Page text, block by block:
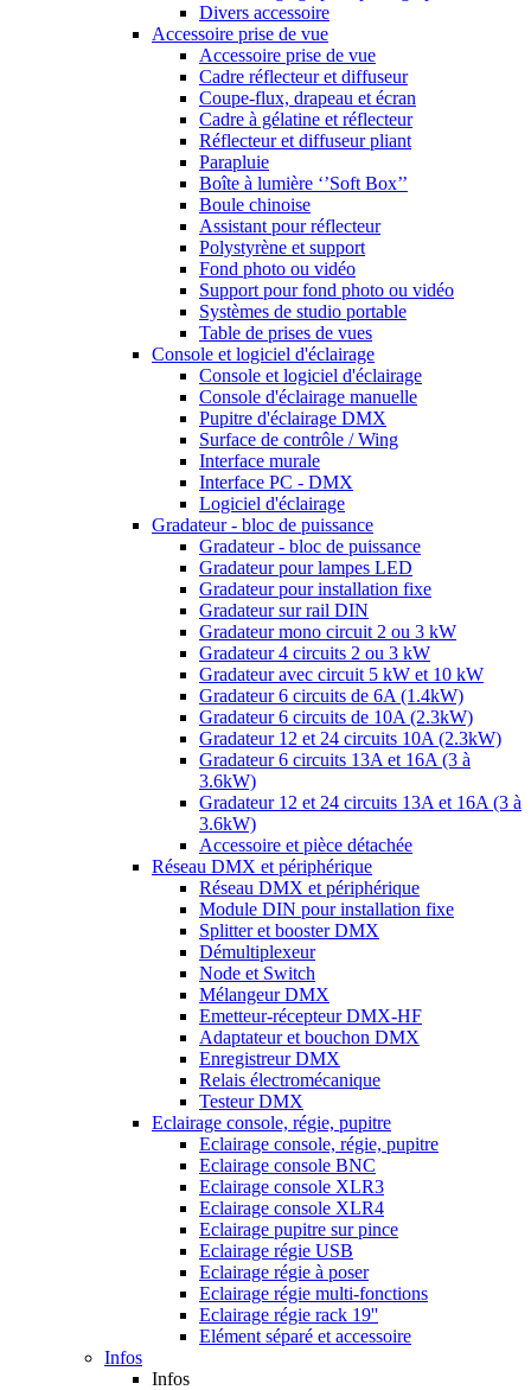
Divers accessoire
Accessoire prise de vue
Accessoire prise de vue
Cadre réflecteur et diffuseur
Coupe-flux, drapeau et écran
Cadre à gélatine et réflecteur
Réflecteur et diffuseur pliant
Parapluie
Boîte à lumière ‘’Soft Box’’
Boule chinoise
Assistant pour réflecteur
Polystyrène et support
Fond photo ou vidéo
Support pour fond photo ou vidéo
Systèmes de studio portable
Table de prises de vues
Console et logiciel d'éclairage
Console et logiciel d'éclairage
Console d'éclairage manuelle
Pupitre d'éclairage DMX
Surface de contrôle / Wing
Interface murale
Interface PC - DMX
Logiciel d'éclairage
Gradateur - bloc de puissance
Gradateur - bloc de puissance
Gradateur pour lampes LED
Gradateur pour installation fixe
Gradateur sur rail DIN
Gradateur mono circuit 2 ou 3 kW
Gradateur 4 circuits 2 ou 3 kW
Gradateur avec circuit 5 kW et 10 kW
Gradateur 6 circuits de 6A (1.4kW)
Gradateur 6 circuits de 10A (2.3kW)
Gradateur 12 et 24 circuits 10A (2.3kW)
Gradateur 6 circuits 13A et 16A (3 à
3.6kW)
Gradateur 12 et 24 circuits 13A et 16A (3 à
3.6kW)
Accessoire et pièce détachée
Réseau DMX et périphérique
Réseau DMX et périphérique
Module DIN pour installation fixe
Splitter et booster DMX
Démultiplexeur
Node et Switch
Mélangeur DMX
Emetteur-récepteur DMX-HF
Adaptateur et bouchon DMX
Enregistreur DMX
Relais électromécanique
Testeur DMX
Eclairage console, régie, pupitre
Eclairage console, régie, pupitre
Eclairage console BNC
Eclairage console XLR3
Eclairage console XLR4
Eclairage pupitre sur pince
Eclairage régie USB
Eclairage régie à poser
Eclairage régie multi-fonctions
Eclairage régie rack 19''
Elément séparé et accessoire
Infos
Infos